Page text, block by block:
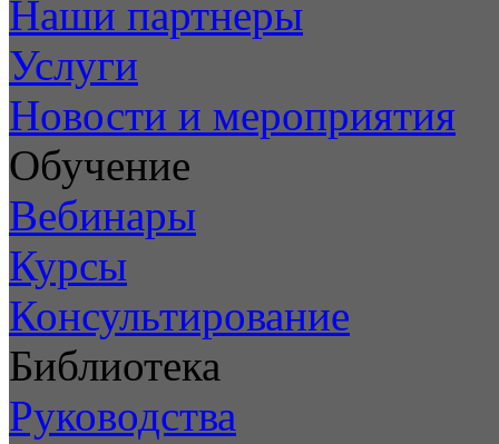
Наши партнеры
Услуги
Новости и мероприятия
Обучение
Вебинары
Курсы
Консультирование
Библиотека
Руководства